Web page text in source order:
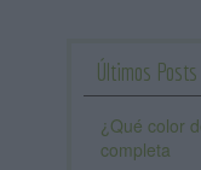
Últimos Posts
¿Qué color
completa